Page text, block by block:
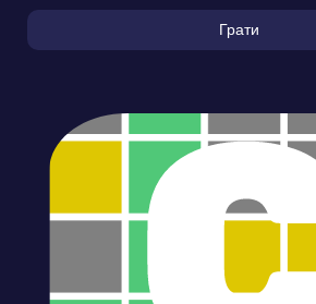
Грати